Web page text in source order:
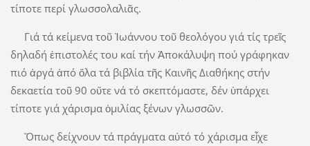
τίποτε περί γλωσσολαλιᾶς.
Γιά τά κείμενα τοῦ Ἰωάννου τοῦ θεολόγου γιά τίς τρεῖς
δηλαδή ἐπιστολές του καί τήν Ἀποκάλυψη πού γράφηκαν
πιό ἀργά ἀπό ὅλα τά βιβλία τῆς Καινῆς Διαθήκης στήν
δεκαετία τοῦ 90 οὔτε νά τό σκεπτόμαστε, δέν ὑπάρχει
τίποτε γιά χάρισμα ὁμιλίας ξένων γλωσσῶν.
Ὅπως δείχνουν τά πράγματα αὐτό τό χάρισμα εἶχε